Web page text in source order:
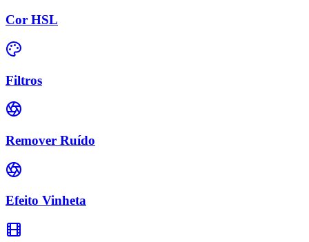
Cor HSL
Filtros
Remover Ruído
Efeito Vinheta